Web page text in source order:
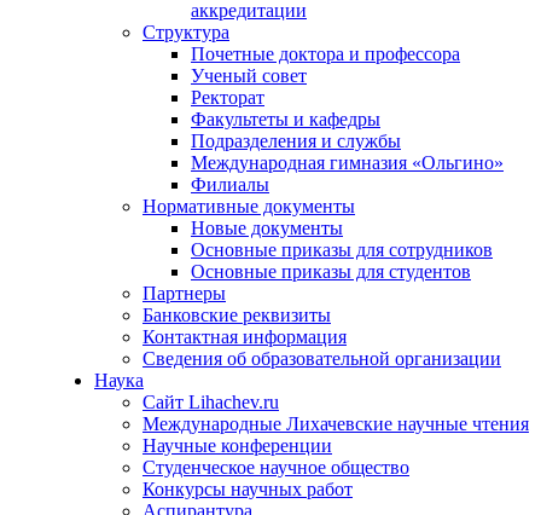
аккредитации
Структура
Почетные доктора и профессора
Ученый совет
Ректорат
Факультеты и кафедры
Подразделения и службы
Международная гимназия «Ольгино»
Филиалы
Нормативные документы
Новые документы
Основные приказы для сотрудников
Основные приказы для студентов
Партнеры
Банковские реквизиты
Контактная информация
Сведения об образовательной организации
Наука
Сайт Lihachev.ru
Международные Лихачевские научные чтения
Научные конференции
Студенческое научное общество
Конкурсы научных работ
Аспирантура